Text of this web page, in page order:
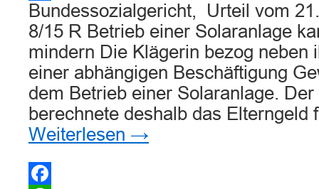
Teilen
Bundessozialgericht, Urteil vom
8/15 R Betrieb einer Solaranlage
mindern Die Klägerin bezog neben
einer abhängigen Beschäftigung
dem Betrieb einer Solaranlage.
berechnete deshalb das
Weiterlesen →